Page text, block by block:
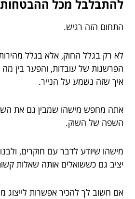
להתבלבל מכל
התחום הזה רגיש.
לא רק בגלל החוק, אלא בגלל
הפרשנות של עובדות, והפער בין מה
איך שזה נשמע על הנייר.
אתה מחפש מישהו שמבין גם את
השפה של השוק.
מישהו שיודע לדבר עם חוקרים,
יציב גם כששואלים אותה שאלות
אם חשוב לך להכיר אפשרות לייצוג